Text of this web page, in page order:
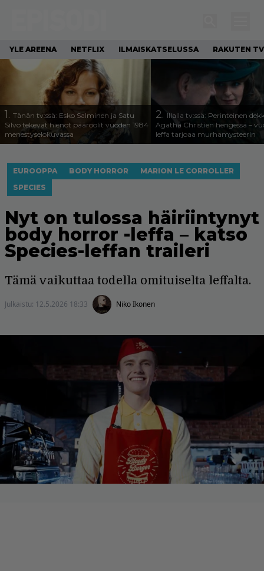
YLE AREENA NETFLIX ILMAISKATSELUSSA RAKUTEN TV
1. Tänän tv:ssä: Esko Salminen ja Satu
Silvo tekevät hienot pääroolit vuoden 1984
menestyselokuvassa
2. Illalla tv:ssä: Perinteinen
Agatha Christien hengessä –
leffa tarjoaa murhamysteerin
EUROOPPA BODY HORROR
MARION LE CORROLLER
SPECIES
Nyt on tulossa häiriintynyt
body horror -leffa – katso
Species-leffan traileri
Tämä vaikuttaa todella omituiselta leffalta.
Julkaistu: 12.5.2026 18:33 Niko Ikonen